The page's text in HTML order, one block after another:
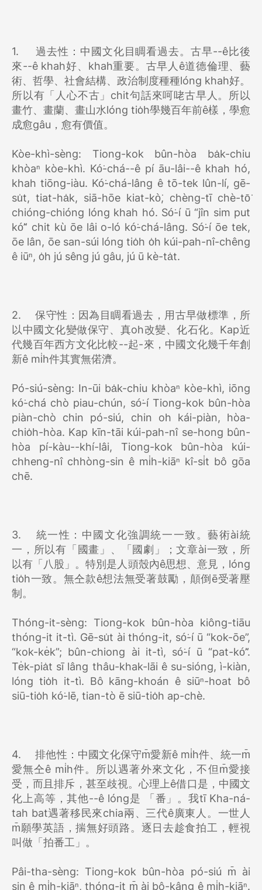
1.
過去性：中國文化目睭看過去。古早--ê比後
來--ê khah好、khah重要。古早人ê道德倫理、藝
術、哲學、社會結構、政治制度種種lóng khah好。
所以有「人心不古」chit句話來呵咾古早人。所以
畫竹、畫蘭、畫山水lóng tio̍h學幾百年前ê樣，學愈
成愈gâu，愈有價值。
Kòe-khì-sèng: Tiong-kok bûn-hòa ba̍k-chiu
khòaⁿ kòe-khì. Kó͘-chá--ê pí āu-lâi--ê khah hó,
khah tiōng-iàu. Kó͘-chá-lâng ê tō-tek lûn-lí, gē-
su̍t, tiat-ha̍k, siā-hōe kiat-kò͘, chèng-tī chè-tō͘
chióng-chióng lóng khah hó. Só͘-í ū “jîn sim put
kó͘” chit kù ōe lâi o-ló kó͘-chá-lâng. Só͘-í ōe tek,
ōe lân, ōe san-súi lóng tio̍h o̍h kúi-pah-nî-chêng
ê iūⁿ, o̍h jú sêng jú gâu, jú ū kè-ta̍t.
2.
保守性：因為目睭看過去，用古早做標準，所
以中國文化變做保守、真oh改變、化石化。Kap近
代幾百年西方文化比較--起-來，中國文化幾千年創
新ê mi̍h件其實無偌濟。
Pó-siú-sèng: In-ūi ba̍k-chiu khòaⁿ kòe-khì, iōng
kó͘-chá chò piau-chún, só͘-í Tiong-kok bûn-hòa
piàn-chò chin pó-siú, chin oh kái-piàn, hòa-
chio̍h-hòa. Kap kīn-tāi kúi-pah-nî se-hong bûn-
hòa pí-kàu--khí-lâi, Tiong-kok bûn-hòa kúi-
chheng-nî chhòng-sin ê mi̍h-kiāⁿ kî-si̍t bô gōa
chē.
3.
統一性：中國文化強調統一一致。藝術ài統
一，所以有「國畫」、「國劇」；文章ài一致，所
以有「八股」。特別是人頭殼內ê思想、意見，lóng
tio̍h一致。無仝款ê想法無受著鼓勵，顛倒ē受著壓
制。
Thóng-it-sèng: Tiong-kok bûn-hòa kiông-tiāu
thóng-it it-tì. Gē-su̍t ài thóng-it, só͘-í ū “kok-ōe”,
“kok-ke̍k”; bûn-chiong ài it-tì, só͘-í ū “pat-kó͘”.
Te̍k-pia̍t sī lâng thâu-khak-lāi ê su-sióng, ì-kiàn,
lóng tio̍h it-tì. Bô kāng-khoán ê siūⁿ-hoat bô
siū-tio̍h kó͘-lē, tian-tò ē siū-tio̍h ap-chè.
4.
排他性：中國文化保守m̄愛新ê mi̍h件、統一m̄
愛無仝ê mi̍h件。所以遇著外來文化，不但m̄愛接
受，而且排斥，甚至歧視。心理上ê借口是，中國文
化上高等，其他--ê lóng是 「番」。我tī Kha-ná-
tah bat遇著移民來chia兩、三代ê廣東人。一世人
m̄願學英語，揣無好頭路。逐日去趁食拍工，輕視
叫做「拍番工」。
Pâi-tha-sèng: Tiong-kok bûn-hòa pó-siú m̄ ài
sin ê mi̍h-kiāⁿ, thóng-it m̄ ài bô-kâng ê mi̍h-kiāⁿ.